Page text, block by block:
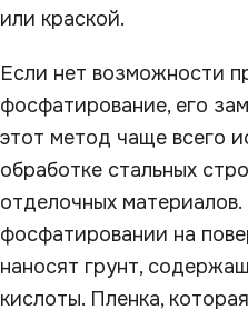
или краской.
Если нет возможности
фосфатирование, его
этот метод чаще всего
обработке стальных
отделочных
фосфатировании на
наносят грунт,
кислоты. Пленка,